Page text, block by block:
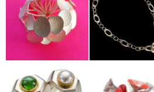
Susanne
Högner
Susanne
Reinmuth